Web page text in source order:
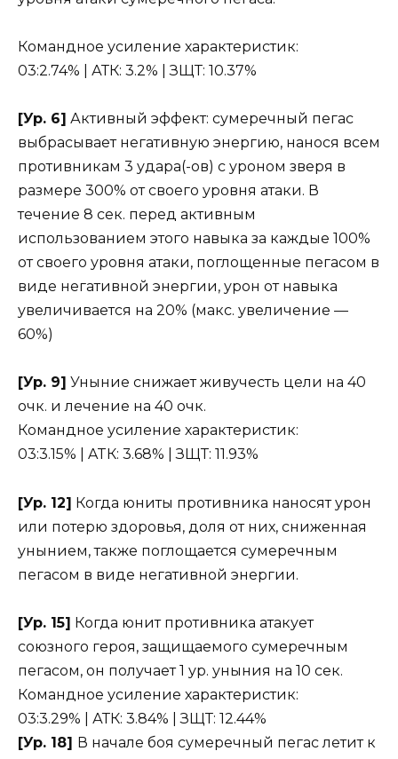
Командное усиление характеристик:
03:2.74% | АТК: 3.2% | ЗЩТ: 10.37%
[Ур. 6] Активный эффект: сумеречный пегас
выбрасывает негативную энергию, нанося всем
противникам 3 удара(-ов) с уроном зверя в
размере 300% от своего уровня атаки. В
течение 8 сек. перед активным
использованием этого навыка за каждые 100%
от своего уровня атаки, поглощенные пегасом в
виде негативной энергии, урон от навыка
увеличивается на 20% (макс. увеличение —
60%)
[Ур. 9] Уныние снижает живучесть цели на 40
очк. и лечение на 40 очк.
Командное усиление характеристик:
03:3.15% | ATК: 3.68% | ЗЩТ: 11.93%
[Ур. 12] Когда юниты противника наносят урон
или потерю здоровья, доля от них, сниженная
унынием, также поглощается сумеречным
пегасом в виде негативной энергии.
[Ур. 15] Когда юнит противника атакует
союзного героя, защищаемого сумеречным
пегасом, он получает 1 ур. уныния на 10 сек.
Командное усиление характеристик:
03:3.29% | АТК: 3.84% | ЗЩТ: 12.44%
[Ур. 18] В начале боя сумеречный пегас летит к